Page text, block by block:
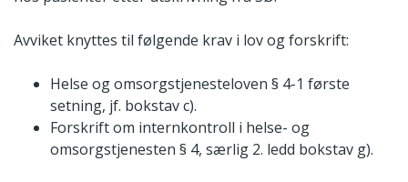
Avviket knyttes til følgende krav i lov og forskrift:
Helse og omsorgstjenesteloven § 4-1 første
setning, jf. bokstav c).
Forskrift om internkontroll i helse- og
omsorgstjenesten § 4, særlig 2. ledd bokstav g).